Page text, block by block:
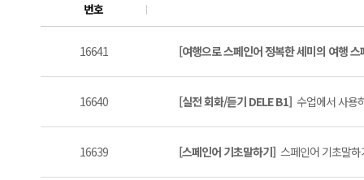
번호
16641 [여행으로 스페인어 정복한 세미의 여행
16640 [실전 회화/듣기 DELE B1] 수업에서 사용
16639 [스페인어 기초말하기] 스페인어 기초말